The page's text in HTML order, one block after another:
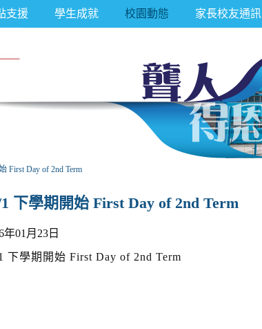
支援 學生成就 校園動態 家長校友通訊
First Day of 2nd Term
1 下學期開始 First Day of 2nd Term
年01月23日
下學期開始 First Day of 2nd Term